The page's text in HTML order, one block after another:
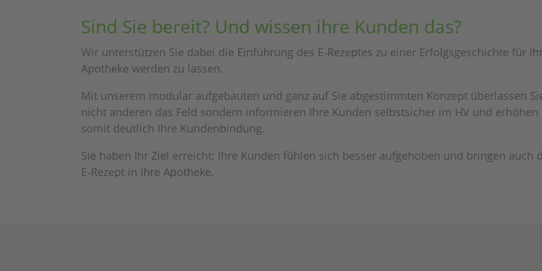
Sind Sie bereit? Und wissen ihre Kunden das?
Wir unter­stüt­zen Sie dabei die Einfüh­rung des E‑Rezeptes zu einer Erfolgs­ge­schichte für
Apotheke werden zu lassen.
Mit unse­rem modu­lar aufge­bau­ten und ganz auf Sie abge­stimm­ten Konzept über­las­sen
nicht ande­ren das Feld sondern infor­mie­ren Ihre Kunden selbst­si­cher im HV und erhö­hen
somit deut­lich Ihre Kundenbindung.
Sie haben Ihr Ziel erreicht: Ihre Kunden fühlen sich besser aufge­ho­ben und brin­gen auch
E‑Rezept in Ihre Apotheke.